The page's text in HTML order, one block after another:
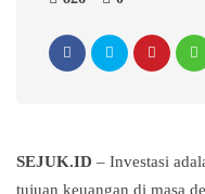
SEJUK.ID – Investasi
tujuan keuangan di masa